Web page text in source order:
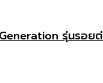
รุ่นรอย